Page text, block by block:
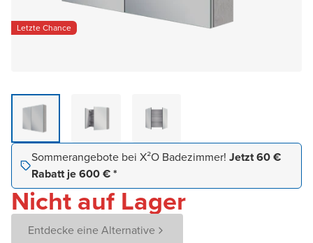
Letzte Chance
Sommerangebote bei X²O Badezimmer! Jetzt 60 €
Rabatt je 600 € *
Nicht auf Lager
Entdecke eine Alternative